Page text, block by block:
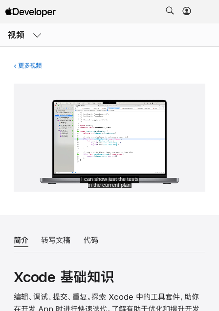
视频
单
更多视频
简介 转写文稿 代码
Xcode 基础知识
编辑、调试、提交、重复。探索 Xcode 中的工具套件，助你
在开发 App 时进行快速迭代。了解有助于优化和提升开发